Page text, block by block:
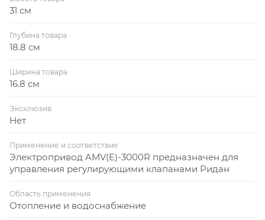
31 см
Глубина товара
18.8 см
Ширина товара
16.8 см
Эксклюзив
Нет
Применение и соответствие
Электропривод AMV(E)-3000R предназначен для
управления регулирующими клапанами Ридан
Область применения
Отопление и водоснабжение